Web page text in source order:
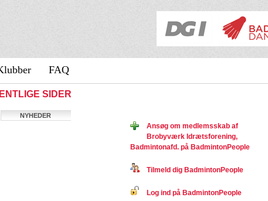
FAQ
SIDER
NYHEDER
Ansøg om medlemsskab af
Brobyværk Idrætsforening,
Badmintonafd. på BadmintonPeople
Tilmeld dig BadmintonPeople
Log ind på BadmintonPeople